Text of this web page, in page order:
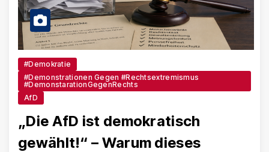
#Demokratie
#Demonstrationen Gegen #Rechtsextremismus
#DemonstarationGegenRechts
AfD
„Die AfD ist demokratisch
gewählt!“ – Warum dieses